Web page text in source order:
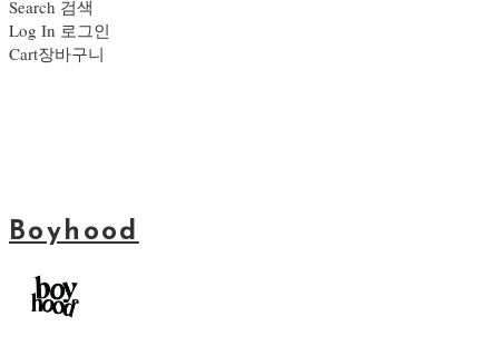
Search 검색
Log In 로그인
Cart장바구니
Boyhood